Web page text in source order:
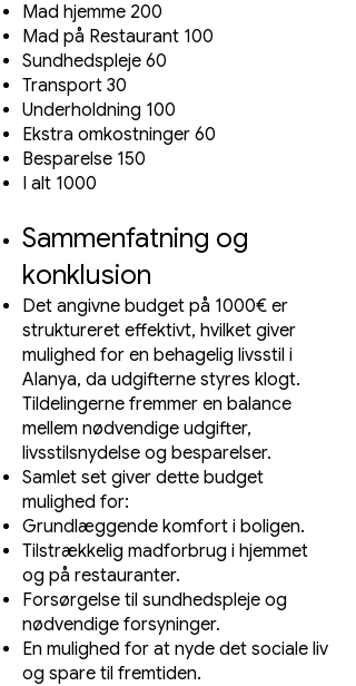
Mad hjemme 200
Mad på Restaurant 100
Sundhedspleje 60
Transport 30
Underholdning 100
Ekstra omkostninger 60
Besparelse 150
I alt 1000
Sammenfatning og
konklusion
Det angivne budget på 1000€ er
struktureret effektivt, hvilket giver
mulighed for en behagelig livsstil i
Alanya, da udgifterne styres klogt.
Tildelingerne fremmer en balance
mellem nødvendige udgifter,
livsstilsnydelse og besparelser.
Samlet set giver dette budget
mulighed for:
Grundlæggende komfort i boligen.
Tilstrækkelig madforbrug i hjemmet
og på restauranter.
Forsørgelse til sundhedspleje og
nødvendige forsyninger.
En mulighed for at nyde det sociale liv
og spare til fremtiden.